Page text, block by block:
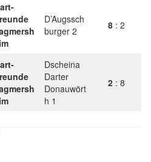
D’Augssch
burger 2
8: 2
Dscheina
Darter
Donauwört
h 1
2 : 8